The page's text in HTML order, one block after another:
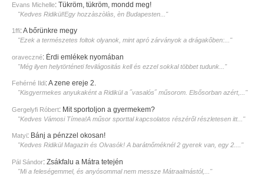
Evans Michelle: Tükröm, tükröm, mondd meg!
"Kedves Ridikül!Egy hozzàszòlàs, èn Budapesten..."
1ffi:A bőrünkre megy
"Ezek a természetes foltok olyanok, mint apró zárványok a drágakőben:..."
oraveczné: Érdi emlékek nyomában
"Még ilyen helytörténeti fevilágositás kell és ezzel sokkal többet tudunk..."
Fehérné Ildi:A zene ereje 2.
"Kisgyermekes anyukaként a Ridikül a ˝vasalós˝ műsorom. Elsősorban azért,..."
Gergelyfi Róbert: Mit sportoljon a gyermekem?
"Kedves Vámosi Tímea!A műsor sporttal kapcsolatos részéről részletesen itt..."
Matyi: Bánj a pénzzel okosan!
"Kedves Ridikül Magazin és Olvasók! A barátnőméknél 2 gyerek van, egy 2...."
Pál Sándor: Zsákfalu a Mátra tetején
"Mi a feleségemmel, és anyósommal nem messze Mátraalmástól,..."